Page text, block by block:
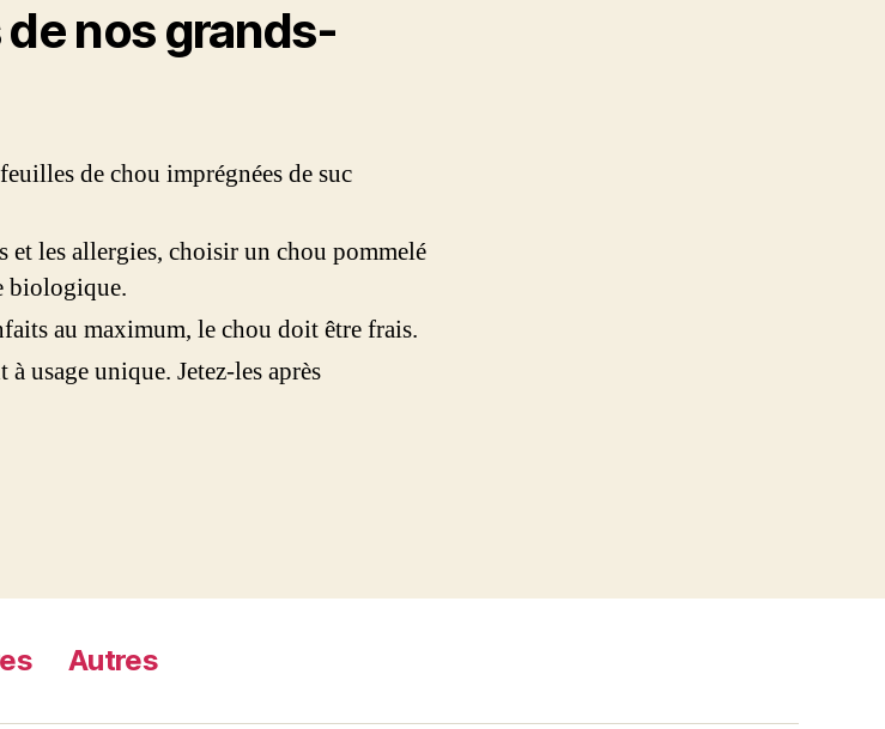
nos grands-
de chou imprégnées de suc
les allergies, choisir un chou pommelé
biologique.
au maximum, le chou doit être frais.
usage unique. Jetez-les après
Autres